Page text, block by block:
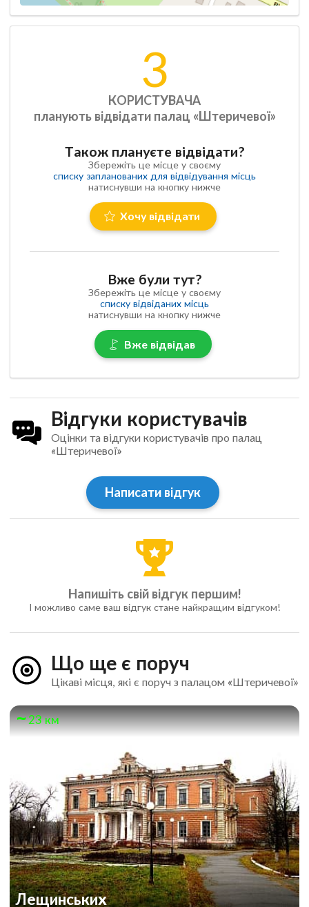
3
КОРИСТУВАЧА
планують відвідати палац «Штеричевої»
Також плануєте відвідати?
Збережіть це місце у своєму
списку запланованих для відвідування місць
натиснувши на кнопку нижче
Хочу відвідати
Вже були тут?
Збережіть це місце у своєму
списку відвіданих місць
натиснувши на кнопку нижче
Вже відвідав
Відгуки користувачів
Оцінки та відгуки користувачів про палац
«Штеричевої»
Написати відгук
Напишіть свій відгук першим!
І можливо саме ваш відгук стане найкращим відгуком!
Що ще є поруч
Цікаві місця, які є поруч з палацом «Штеричевої»
23 км
Лещинських